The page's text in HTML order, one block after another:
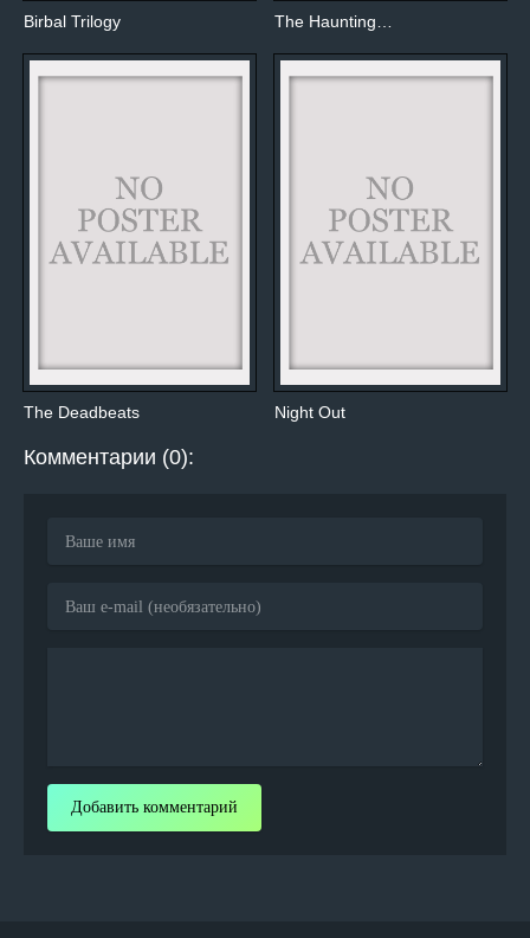
Birbal Trilogy The Haunting…
The Deadbeats Night Out
Комментарии (0):
Добавить комментарий